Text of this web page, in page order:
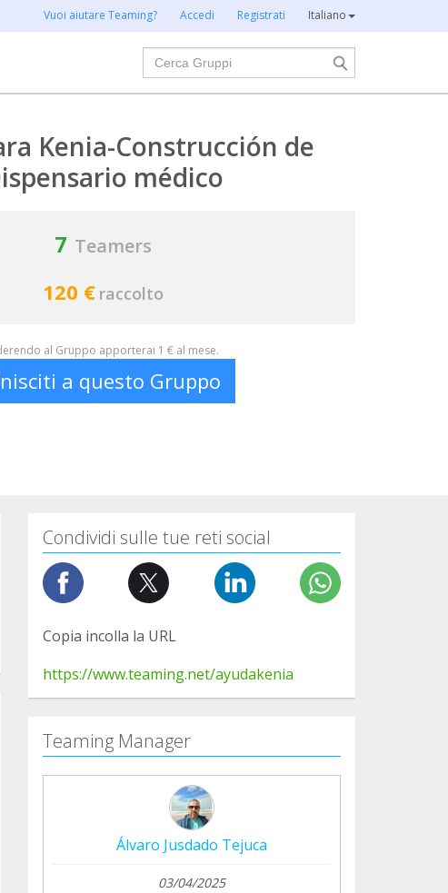
Vuoi aiutare Teaming? Accedi Registrati Italiano
Cerca
Kenia-Construcción de
médico
7 Teamers
120 € raccolto
al Gruppo apporterai 1 € al mese.
a questo Gruppo
Condividi sulle tue reti social
Copia incolla la URL
https://www.teaming.net/ayudakenia
Teaming Manager
Álvaro Jusdado Tejuca
03/04/2025